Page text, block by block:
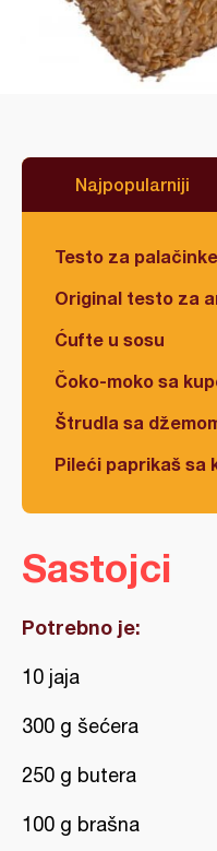
Najpopularniji
Testo za palačinke
Original testo za
Ćufte u sosu
Čoko-moko sa
Štrudla sa
Pileći paprikaš sa
Sastojci
Potrebno je:
10 jaja
300 g šećera
250 g butera
100 g brašna